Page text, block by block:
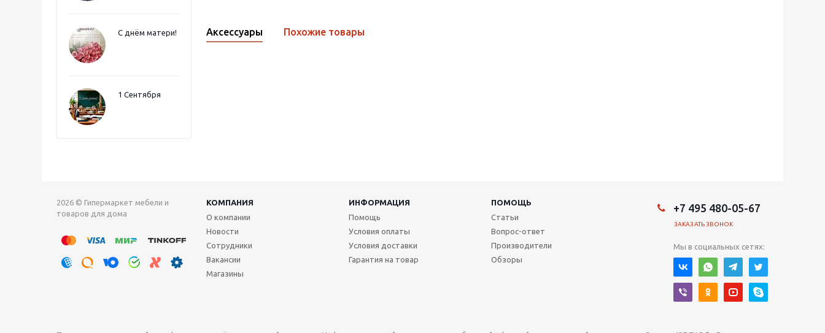
С днём матери!
1 Сентября
Аксессуары Похожие товары
2026 © Гипермаркет мебели и
товаров для дома
КОМПАНИЯ ИНФОРМАЦИЯ
ПОМОЩЬ
О компании
Новости
Сотрудники
Вакансии
Магазины
Помощь
Условия оплаты
Условия доставки
Гарантия на товар
Статьи
Вопрос-ответ
Производители
Обзоры
+7 495 480-05-67
ЗАКАЗАТЬ ЗВОНОК
Мы в социальных сетях: